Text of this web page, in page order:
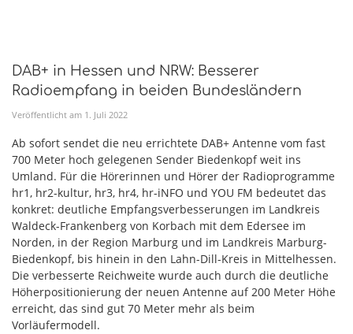
DAB+ in Hessen und NRW: Besserer
Radioempfang in beiden Bundesländern
Veröffentlicht am 1 . Juli 2022
Ab sofort sendet die neu errichtete DAB+ Antenne vom fast
700 Meter hoch gelegenen Sender Biedenkopf weit ins
Umland. Für die Hörerinnen und Hörer der Radioprogramme
hr1, hr2-kultur, hr3, hr4, hr-iNFO und YOU FM bedeutet das
konkret: deutliche Empfangsverbesserungen im Landkreis
Waldeck-Frankenberg von Korbach mit dem Edersee im
Norden, in der Region Marburg und im Landkreis Marburg-
Biedenkopf, bis hinein in den Lahn-Dill-Kreis in Mittelhessen.
Die verbesserte Reichweite wurde auch durch die deutliche
Höherpositionierung der neuen Antenne auf 200 Meter Höhe
erreicht, das sind gut 70 Meter mehr als beim
Vorläufermodell.